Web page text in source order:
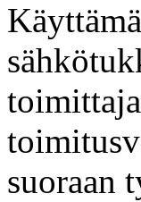
suoraan